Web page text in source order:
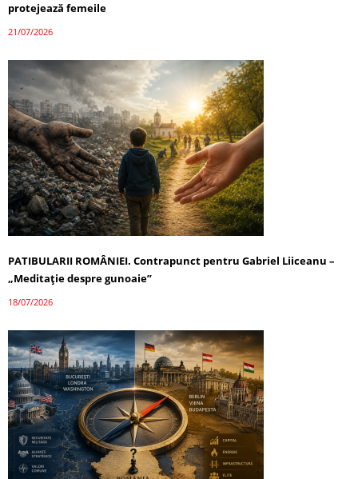
protejează femeile
21/07/2026
PATIBULARII ROMÂNIEI. Contrapunct pentru Gabriel Liiceanu –
„Meditație despre gunoaie”
18/07/2026